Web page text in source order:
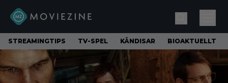
STREAMINGTIPS TV-SPEL KÄNDISAR BIOAKTUELLT